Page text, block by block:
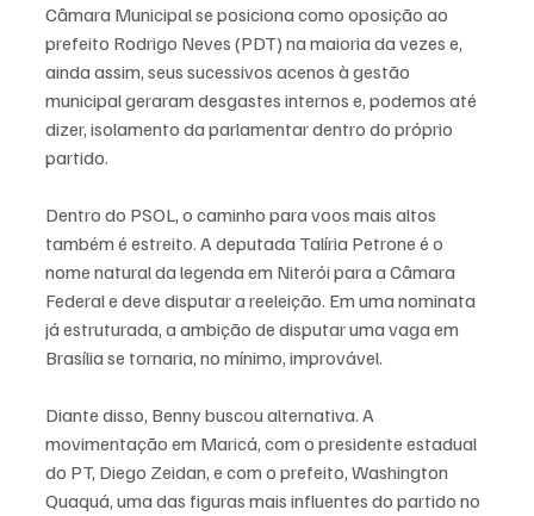
Câmara Municipal se posiciona como oposição ao
prefeito Rodrigo Neves (PDT) na maioria da vezes e,
ainda assim, seus sucessivos acenos à gestão
municipal geraram desgastes internos e, podemos até
dizer, isolamento da parlamentar dentro do próprio
partido.
Dentro do PSOL, o caminho para voos mais altos
também é estreito. A deputada Talíria Petrone é o
nome natural da legenda em Niterói para a Câmara
Federal e deve disputar a reeleição. Em uma nominata
já estruturada, a ambição de disputar uma vaga em
Brasília se tornaria, no mínimo, improvável.
Diante disso, Benny buscou alternativa. A
movimentação em Maricá, com o presidente estadual
do PT, Diego Zeidan, e com o prefeito, Washington
Quaquá, uma das figuras mais influentes do partido no